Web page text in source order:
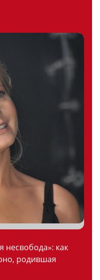
несвобода»: как
родившая